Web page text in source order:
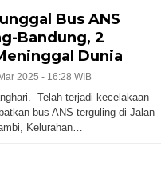
Bus ANS
Bandung, 2
Dunia
2025 - 16:28 WIB
Telah terjadi kecelakaan
bus ANS terguling di Jalan
Kelurahan…